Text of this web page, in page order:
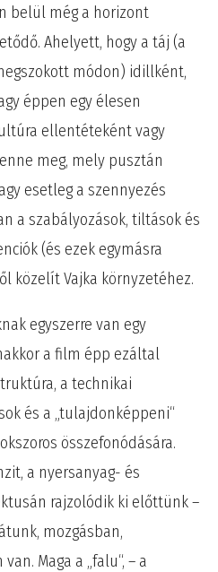
belül még a horizont
Ahelyett, hogy a táj (a
módon) idillként,
éppen egy élesen
ellentéteként vagy
meg, mely pusztán
esetleg a szennyezés
a szabályozások, tiltások és
(és ezek egymásra
közelít Vajka környzetéhez.
egyszerre van egy
a film épp ezáltal
a technikai
és a „tulajdonképpeni“
összefonódására.
a nyersanyag- és
rajzolódik ki előttünk –
mozgásban,
Maga a „falu“, – a